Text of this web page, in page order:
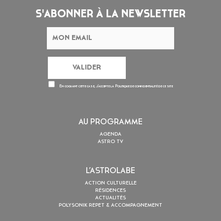
S'ABONNER À LA NEWSLETTER
En cochant cette case, j’accepte la Politique de confidentialitéde ce site
AU PROGRAMME
AGENDA
ASTRO TV
L’ASTROLABE
ACTION CULTURELLE
RÉSIDENCES
ACTUALITÉS
POLYSONIK REPET & ACCOMPAGNEMENT